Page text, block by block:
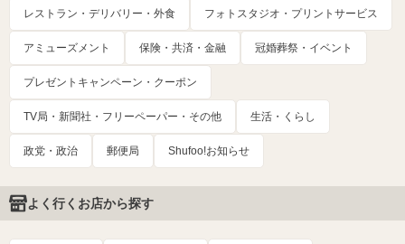
レストラン・デリバリー・外食 フォトスタジオ・プリントサービス
アミューズメント 保険・共済・金融 冠婚葬祭・イベント
プレゼントキャンペーン・クーポン
TV局・新聞社・フリーペーパー・その他 生活・くらし
政党・政治 郵便局 Shufoo!お知らせ
よく行くお店から探す